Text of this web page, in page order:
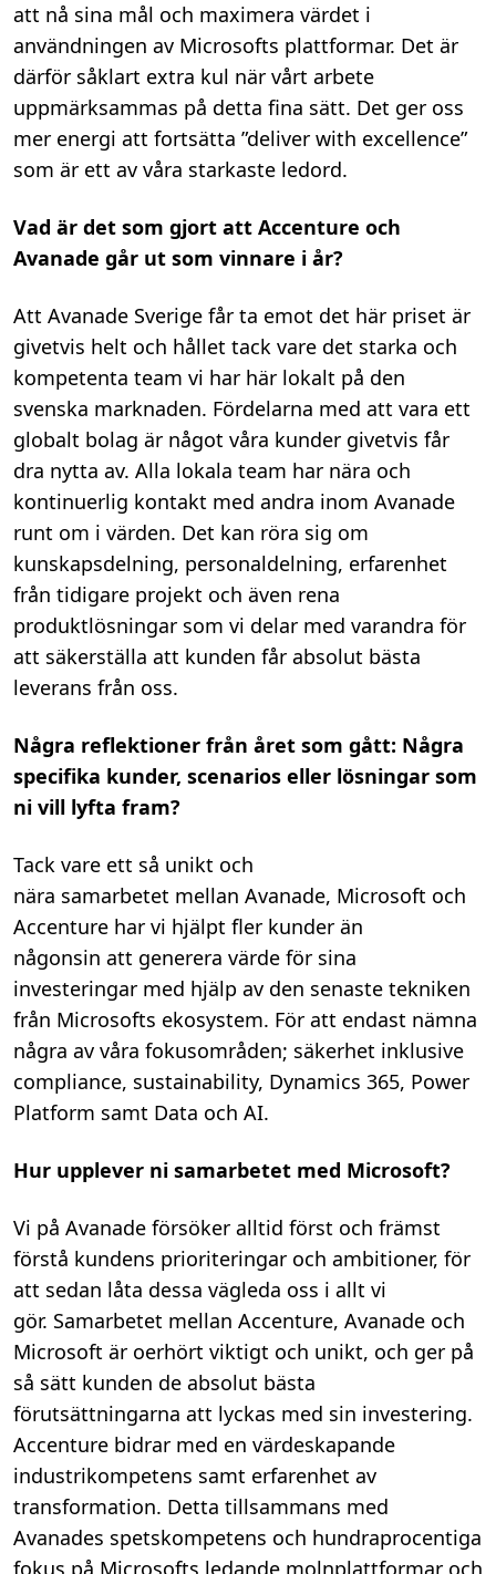
att nå sina mål och maximera värdet i
användningen av Microsofts plattformar. Det är
därför såklart extra kul när vårt arbete
uppmärksammas på detta fina sätt. Det ger oss
mer energi att fortsätta ”deliver with excellence”
som är ett av våra starkaste ledord.
Vad är det som gjort att Accenture och
Avanade går ut som vinnare i år?
Att Avanade Sverige får ta emot det här priset är
givetvis helt och hållet tack vare det starka och
kompetenta team vi har här lokalt på den
svenska marknaden. Fördelarna med att vara ett
globalt bolag är något våra kunder givetvis får
dra nytta av. Alla lokala team har nära och
kontinuerlig kontakt med andra inom Avanade
runt om i värden. Det kan röra sig om
kunskapsdelning, personaldelning, erfarenhet
från tidigare projekt och även rena
produktlösningar som vi delar med varandra för
att säkerställa att kunden får absolut bästa
leverans från oss.
Några reflektioner från året som gått: Några
specifika kunder, scenarios eller lösningar som
ni vill lyfta fram?
Tack vare ett så unikt och
nära samarbetet mellan Avanade, Microsoft och
Accenture har vi hjälpt fler kunder än
någonsin att generera värde för sina
investeringar med hjälp av den senaste tekniken
från Microsofts ekosystem. För att endast nämna
några av våra fokusområden; säkerhet inklusive
compliance, sustainability, Dynamics 365, Power
Platform samt Data och AI.
Hur upplever ni samarbetet med Microsoft?
Vi på Avanade försöker alltid först och främst
förstå kundens prioriteringar och ambitioner, för
att sedan låta dessa vägleda oss i allt vi
gör. Samarbetet mellan Accenture, Avanade och
Microsoft är oerhört viktigt och unikt, och ger på
så sätt kunden de absolut bästa
förutsättningarna att lyckas med sin investering.
Accenture bidrar med en värdeskapande
industrikompetens samt erfarenhet av
transformation. Detta tillsammans med
Avanades spetskompetens och hundraprocentiga